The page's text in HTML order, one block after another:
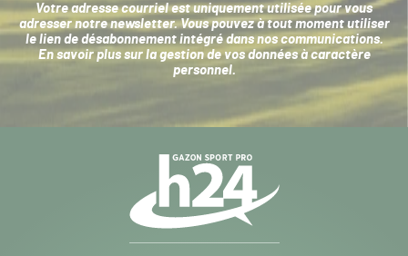
Votre adresse courriel est uniquement utilisée pour vous
adresser notre newsletter. Vous pouvez à tout moment utiliser
le lien de désabonnement intégré dans nos communications.
En savoir plus sur la gestion de vos données à caractère
personnel.